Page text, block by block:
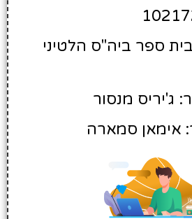
ספר ביה"ס הלטיני
מנסור
אימאן סמארה